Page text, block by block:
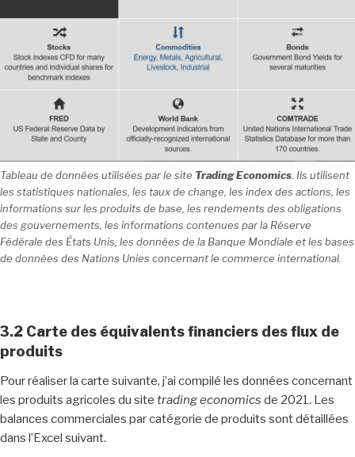
Tableau de données utilisées par le site Trading Economics . Ils utilisent
les statistiques nationales, les taux de change, les index des actions, les
informations sur les produits de base, les rendements des obligations
des gouvernements, les informations contenues par la Réserve
Fédérale des États Unis, les données de la Banque Mondiale et les bases
de données des Nations Unies concernant le commerce international.
3.2 Carte des équivalents financiers des flux de
produits
Pour réaliser la carte suivante, j’ai compilé les données concernant
les produits agricoles du site trading economics de 2021. Les
balances commerciales par catégorie de produits sont détaillées
dans l’Excel suivant.